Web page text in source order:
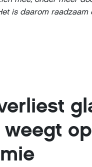
is daarom
op